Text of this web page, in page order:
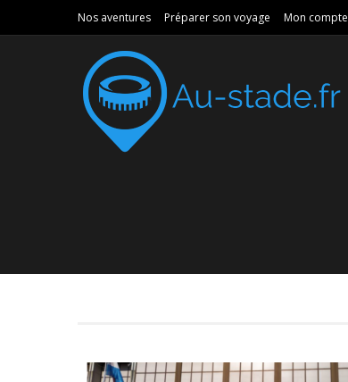
Nos aventures Préparer son voyage Mon compte